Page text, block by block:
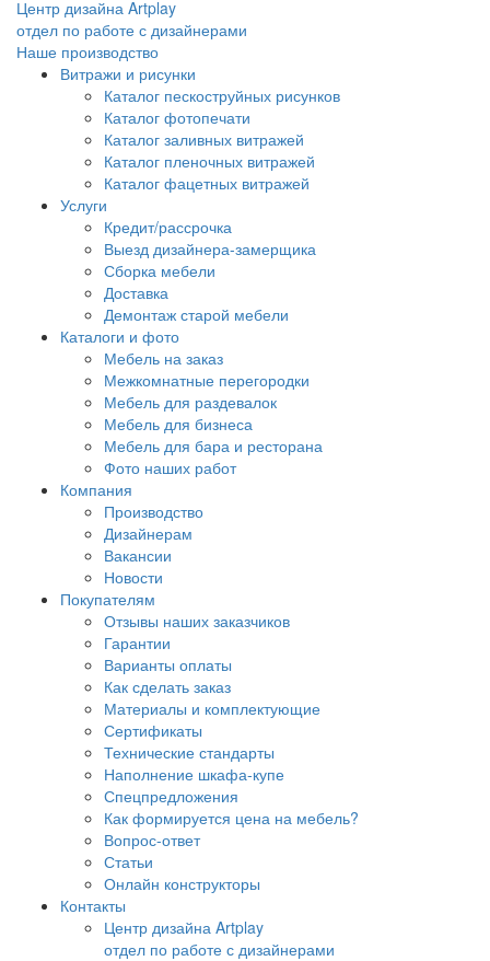
Центр дизайна Artplay
отдел по работе с дизайнерами
Наше производство
Витражи и рисунки
Каталог пескоструйных рисунков
Каталог фотопечати
Каталог заливных витражей
Каталог пленочных витражей
Каталог фацетных витражей
Услуги
Кредит/рассрочка
Выезд дизайнера-замерщика
Сборка мебели
Доставка
Демонтаж старой мебели
Каталоги и фото
Мебель на заказ
Межкомнатные перегородки
Мебель для раздевалок
Мебель для бизнеса
Мебель для бара и ресторана
Фото наших работ
Компания
Производство
Дизайнерам
Вакансии
Новости
Покупателям
Отзывы наших заказчиков
Гарантии
Варианты оплаты
Как сделать заказ
Материалы и комплектующие
Сертификаты
Технические стандарты
Наполнение шкафа-купе
Спецпредложения
Как формируется цена на мебель?
Вопрос-ответ
Статьи
Онлайн конструкторы
Контакты
Центр дизайна Artplay
отдел по работе с дизайнерами